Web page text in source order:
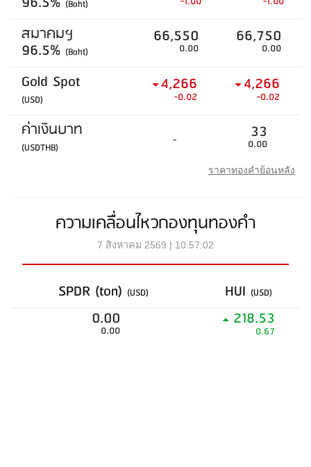
(Baht)
สมาคมฯ
96.5% (Baht)
66,550
0.00
66,750
0.00
Gold Spot
(USD)
4,266
-0.02
4,266
-0.02
ค่าเงินบาท
(USDTHB) - 33
0.00
ราคาทองคำย้อนหลัง
ความเคลื่อนไหวกองทุนทองคำ
7 สิงหาคม 2569 | 10:57:02
SPDR (ton) (USD) HUI (USD)
0.00
0.00
218.53
0.67